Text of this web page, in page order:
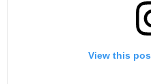
View this